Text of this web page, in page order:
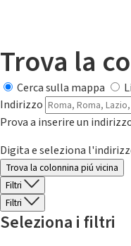
Trova la
Cerca sulla mappa
Indirizzo
Prova a inserire un
Digita e seleziona
Trova la colonnina piú vicina
Filtri
Filtri
Seleziona i filtri